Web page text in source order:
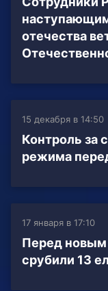
отечества
15 декабря в 14:50
Контроль за
режима
17 января в 17:10
Перед новым
срубили 13